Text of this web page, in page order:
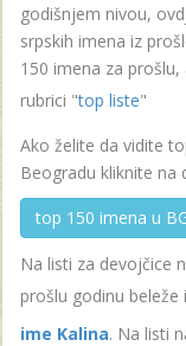
godišnjem nivou,
srpskih imena iz
150 imena za
rubrici "top liste"
Ako želite da vidite
Beogradu kliknite na
top 150 imena u
Na listi za devojčice
prošlu godinu beleže
ime Kalina. Na listi